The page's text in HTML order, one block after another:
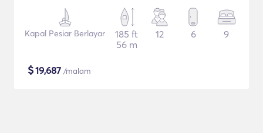
Kapal Pesiar Berlayar
185 ft
56 m
12 6 9
$19,687 /malam